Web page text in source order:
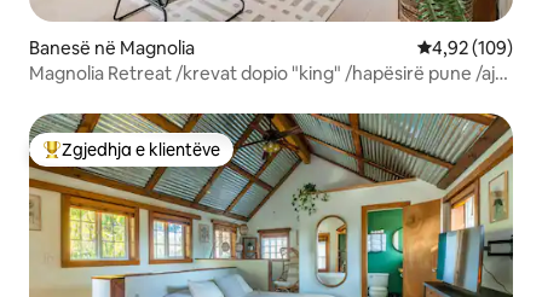
Banesë në Magnolia Vlerësimi
4,92 (109)
Magnolia Retreat /krevat dopio "king" /hapësirë pune /ajër
Më të mirat e zgjedhjeve të klientëve
Zgjedhja e klientëve